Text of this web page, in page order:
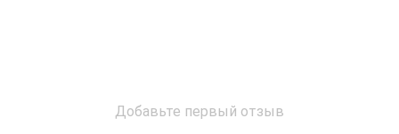
Добавьте первый отзыв